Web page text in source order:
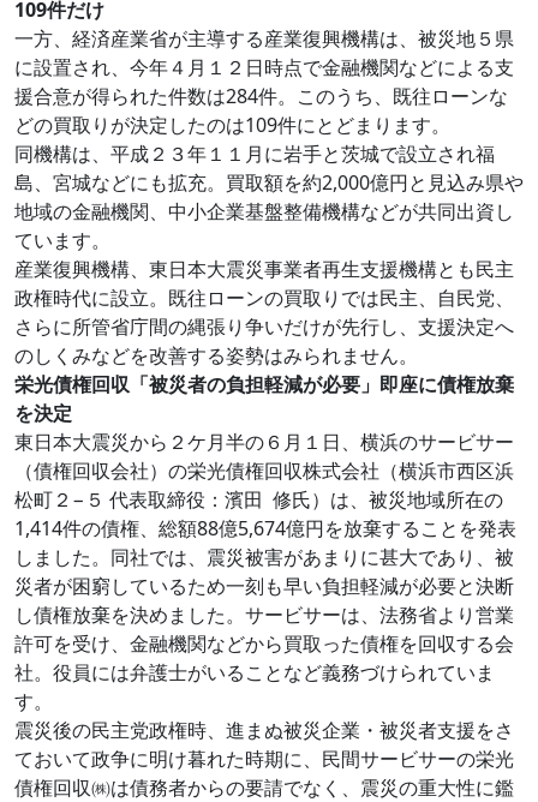
109件だけ
一方、経済産業省が主導する産業復興機構は、被災地５県
に設置され、今年４月１２日時点で金融機関などによる支
援合意が得られた件数は284件。このうち、既往ローンな
どの買取りが決定したのは109件にとどまります。
同機構は、平成２３年１１月に岩手と茨城で設立され福
島、宮城などにも拡充。買取額を約2,000億円と見込み県や
地域の金融機関、中小企業基盤整備機構などが共同出資し
ています。
産業復興機構、東日本大震災事業者再生支援機構とも民主
政権時代に設立。既往ローンの買取りでは民主、自民党、
さらに所管省庁間の縄張り争いだけが先行し、支援決定へ
のしくみなどを改善する姿勢はみられません。
栄光債権回収「被災者の負担軽減が必要」即座に債権放棄
を決定
東日本大震災から２ケ月半の６月１日、横浜のサービサー
（債権回収会社）の栄光債権回収株式会社（横浜市西区浜
松町２−５ 代表取締役：濱田 修氏）は、被災地域所在の
1,414件の債権、総額88億5,674億円を放棄することを発表
しました。同社では、震災被害があまりに甚大であり、被
災者が困窮しているため一刻も早い負担軽減が必要と決断
し債権放棄を決めました。サービサーは、法務省より営業
許可を受け、金融機関などから買取った債権を回収する会
社。役員には弁護士がいることなど義務づけられていま
す。
震災後の民主党政権時、進まぬ被災企業・被災者支援をさ
ておいて政争に明け暮れた時期に、民間サービサーの栄光
債権回収㈱は債務者からの要請でなく、震災の重大性に鑑